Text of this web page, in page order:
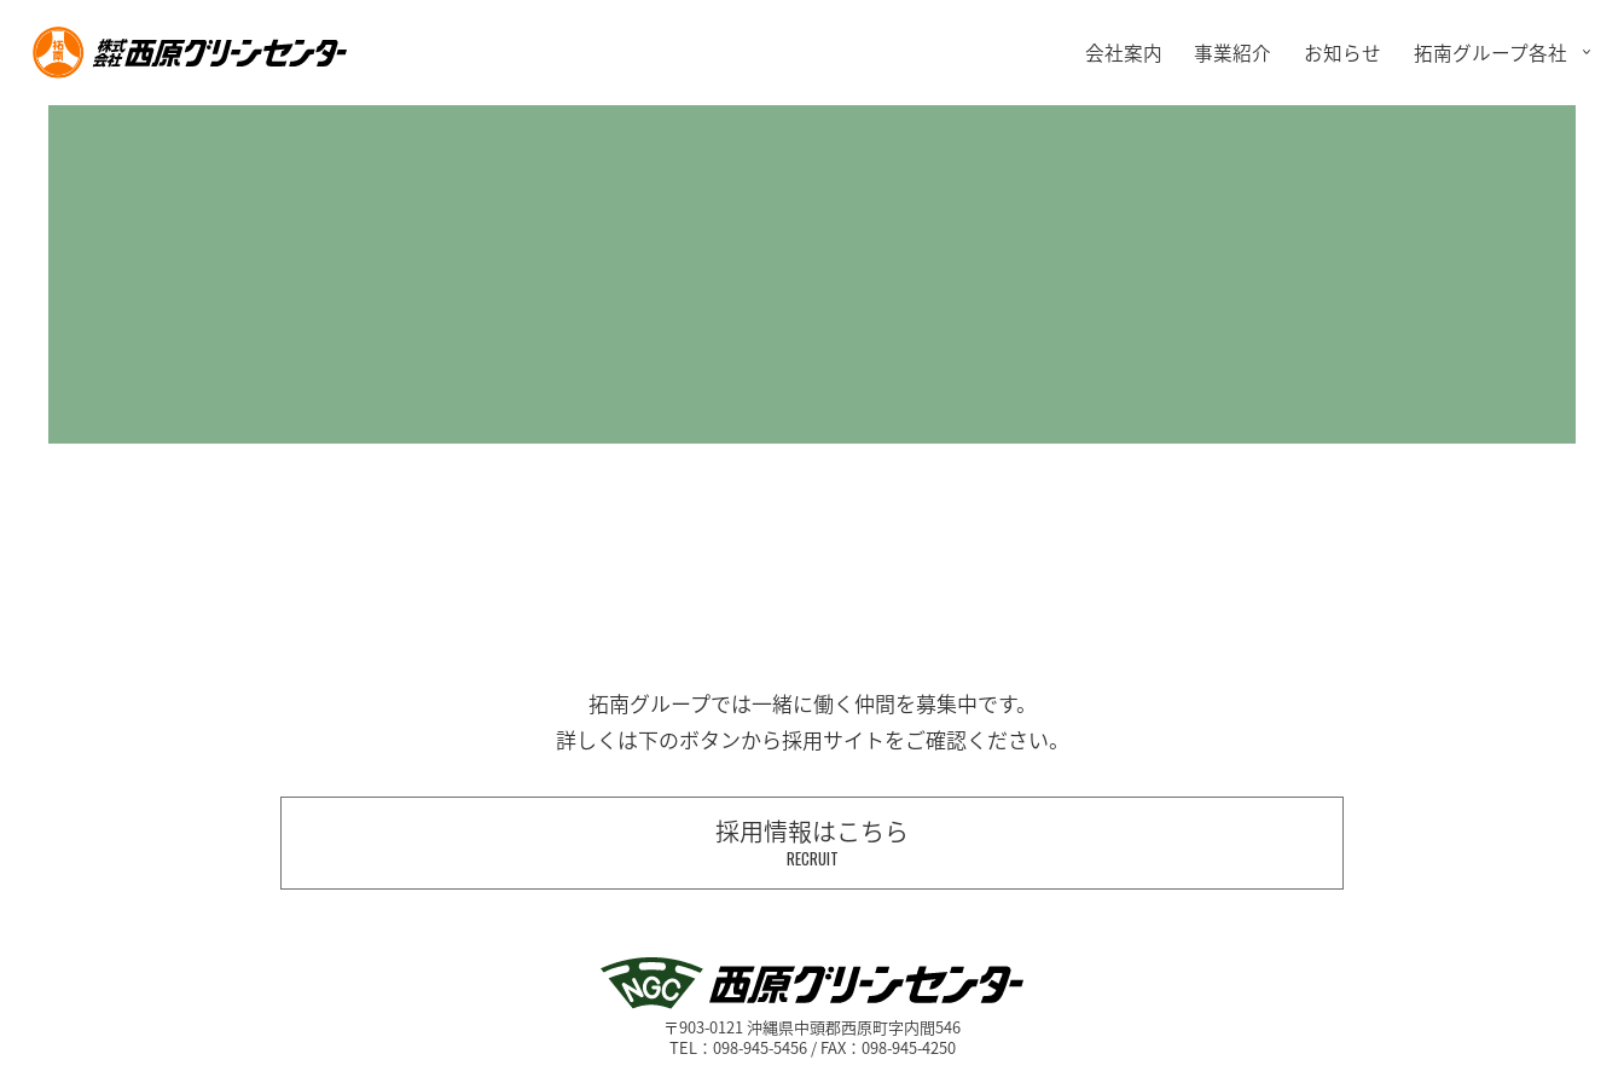
会社案内 事業紹介 お知らせ 拓南グループ各社
拓南グループでは一緒に働く 仲間を募集中です。
詳しくは下のボタンから採用サイトをご確認ください。
採用情報はこちら
RECRUIT
〒903-0121 沖縄県中頭郡西原町字内間546
TEL：098-945-5456 / FAX：098-945-4250